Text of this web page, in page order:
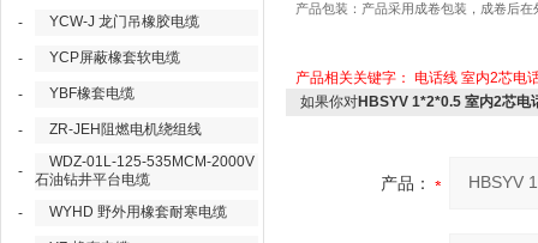
- YCW-J 龙门吊橡胶电缆
- YCP屏蔽橡套软电缆
- YBF橡套电缆
- ZR-JEH阻燃电机绕组线
-
WDZ-01L-125-535MCM-2000V
石油钻井平台电缆
-
WYHD 野外用橡套耐寒电缆
产品包装：产品采用成卷包装，成卷后
产品相关关键字： 电话线 室内2芯电
如果你对HBSYV 1*2*0.5 室内2芯电
产品：